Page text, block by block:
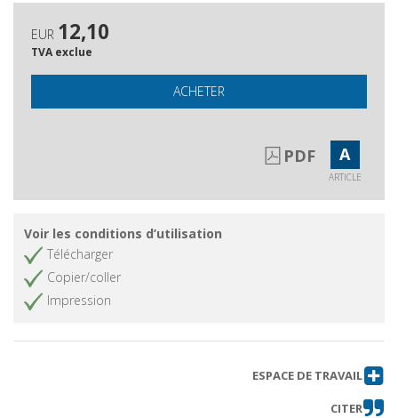
EUR 12,10
TVA exclue
ACHETER
PDF A
ARTICLE
Voir les conditions d’utilisation
Télécharger
Copier/coller
Impression
ESPACE DE TRAVAIL
CITER